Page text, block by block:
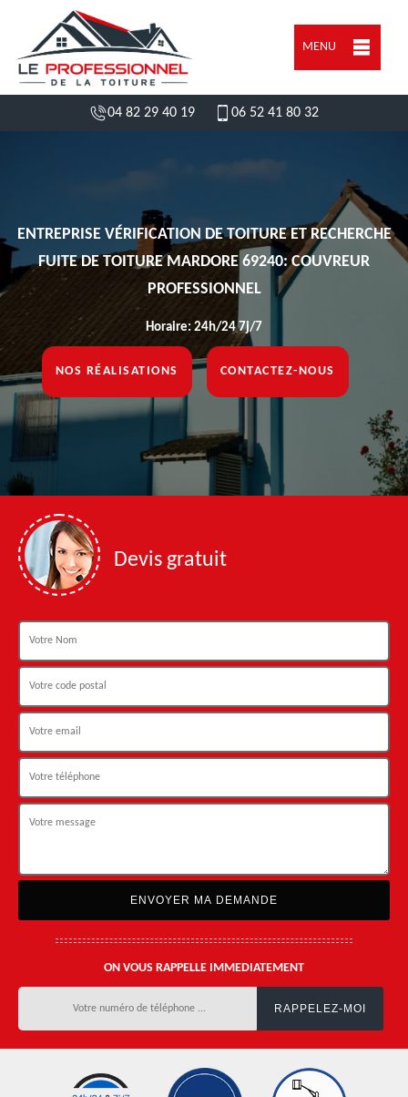
MENU
04 82 29 40 19 06 52 41 80 32
ENTREPRISE VÉRIFICATION DE TOITURE ET RECHERCHE
FUITE DE TOITURE MARDORE 69240: COUVREUR
PROFESSIONNEL
Horaire: 24h/24 7j/7
NOS RÉALISATIONS CONTACTEZ-NOUS
Devis gratuit
ON VOUS RAPPELLE IMMEDIATEMENT